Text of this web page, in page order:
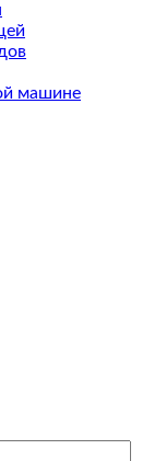
машине